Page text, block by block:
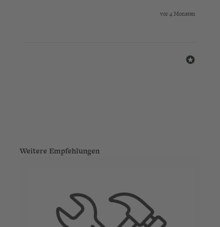
vor 4 Monaten
Produktgalerie überspringen
Weitere Empfehlungen